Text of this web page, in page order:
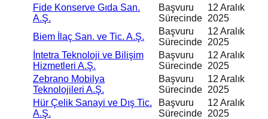
Fide Konserve Gıda San.
A.Ş.
Başvuru
Sürecinde
12 Aralık
2025
Biem İlaç San. ve Tic. A.Ş.
Başvuru
Sürecinde
12 Aralık
2025
İntetra Teknoloji ve Bilişim
Hizmetleri A.Ş.
Başvuru
Sürecinde
12 Aralık
2025
Zebrano Mobilya
Teknolojileri A.Ş.
Başvuru
Sürecinde
12 Aralık
2025
Hür Çelik Sanayi ve Dış Tic.
A.Ş.
Başvuru
Sürecinde
12 Aralık
2025